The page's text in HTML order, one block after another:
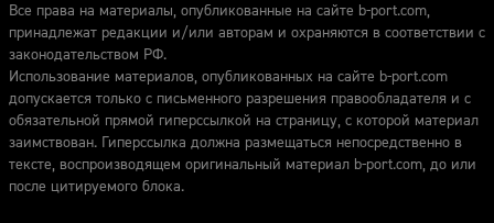
Все права на материалы, опубликованные на сайте b-port.com,
принадлежат редакции и/или авторам и охраняются в соответствии с
законодательством РФ.
Использование материалов, опубликованных на сайте b-port.com
допускается только с письменного разрешения правообладателя и с
обязательной прямой гиперссылкой на страницу, с которой материал
заимствован. Гиперссылка должна размещаться непосредственно в
тексте, воспроизводящем оригинальный материал b-port.com, до или
после цитируемого блока.